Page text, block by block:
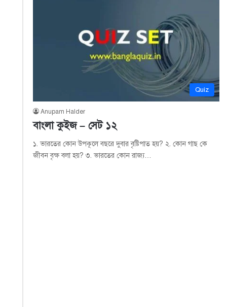
Quiz
Anupam Halder
বাংলা কুইজ – সেট ১২
১. ভারতের কোন উপকূলে বছরে দুবার বৃষ্টিপাত হয়? ২. কোন গাছ কে
জীবন বৃক্ষ বলা হয়? ৩. ভারতের কোন রাজ্য…